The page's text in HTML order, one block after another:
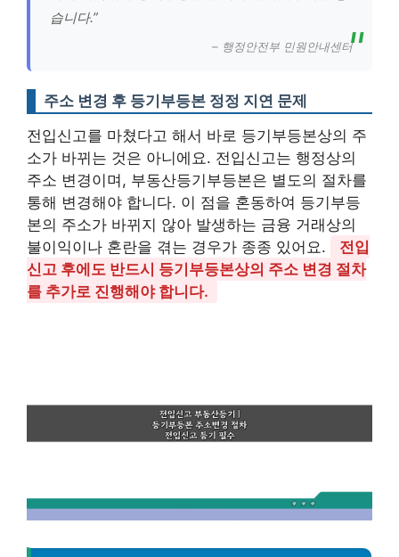
습니다.”
– 행정안전부 민원안내센터
주소 변경 후 등기부등본 정정 지연 문제
전입신고를 마쳤다고 해서 바로 등기부등본상의 주
소가 바뀌는 것은 아니에요. 전입신고는 행정상의
주소 변경이며, 부동산등기부등본은 별도의 절차를
통해 변경해야 합니다. 이 점을 혼동하여 등기부등
본의 주소가 바뀌지 않아 발생하는 금융 거래상의
불이익이나 혼란을 겪는 경우가 종종 있어요.
전입
신고 후에도 반드시 등기부등본상의 주소 변경 절차
를 추가로 진행해야 합니다.